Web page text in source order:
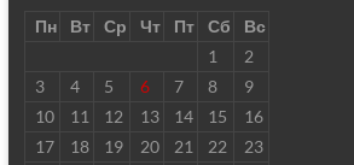
Пн
Вт Ср Чт Пт Сб
Вс
1
2
3
4 5 6 7 8
9
10
11 12 13 14 15
16
17
18 19 20 21 22
23